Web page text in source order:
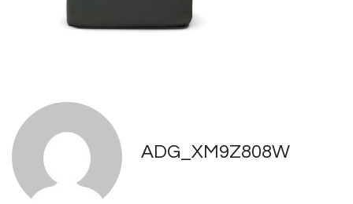
ADG_XM9Z808W